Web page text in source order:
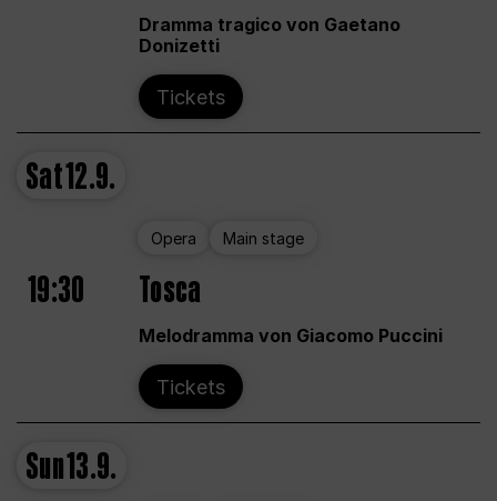
Dramma tragico von Gaetano
Donizetti
Tickets
Sat12.9.
Opera Main stage
19:30 Tosca
Melodramma von Giacomo Puccini
Tickets
Sun13.9.